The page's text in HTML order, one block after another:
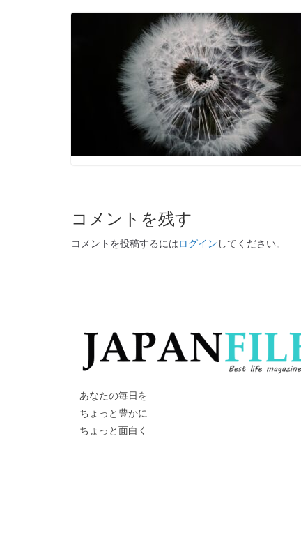
コメントを残す
コメントを投稿するにはログイン してください。
あなたの毎日を
ちょっと豊かに
ちょっと面白く